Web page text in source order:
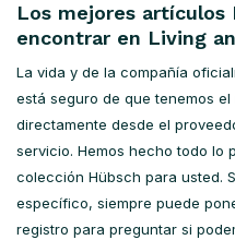
Los mejores artículos
encontrar en Living
La vida y de la compañía
está seguro de que tenemos
directamente desde el
servicio. Hemos hecho todo lo
colección Hübsch para usted.
específico, siempre puede
registro para preguntar si